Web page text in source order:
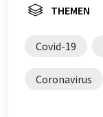
THEMEN
Covid-19
Coronavirus